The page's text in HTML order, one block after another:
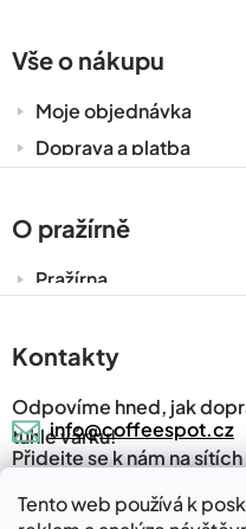
Tento web používá k
Vše o nákupu
Moje objednávka
Doprava a platba
Zakázková výroba
Ochrana osobních
O pražírně
Pražírna
Prodejny
Kávový slovník
Napsali o nás
Blog
Kontakty
Odpovíme hned, jak
tuhle várku!
info@coffeespot.cz
Přidejte se k nám na sítích